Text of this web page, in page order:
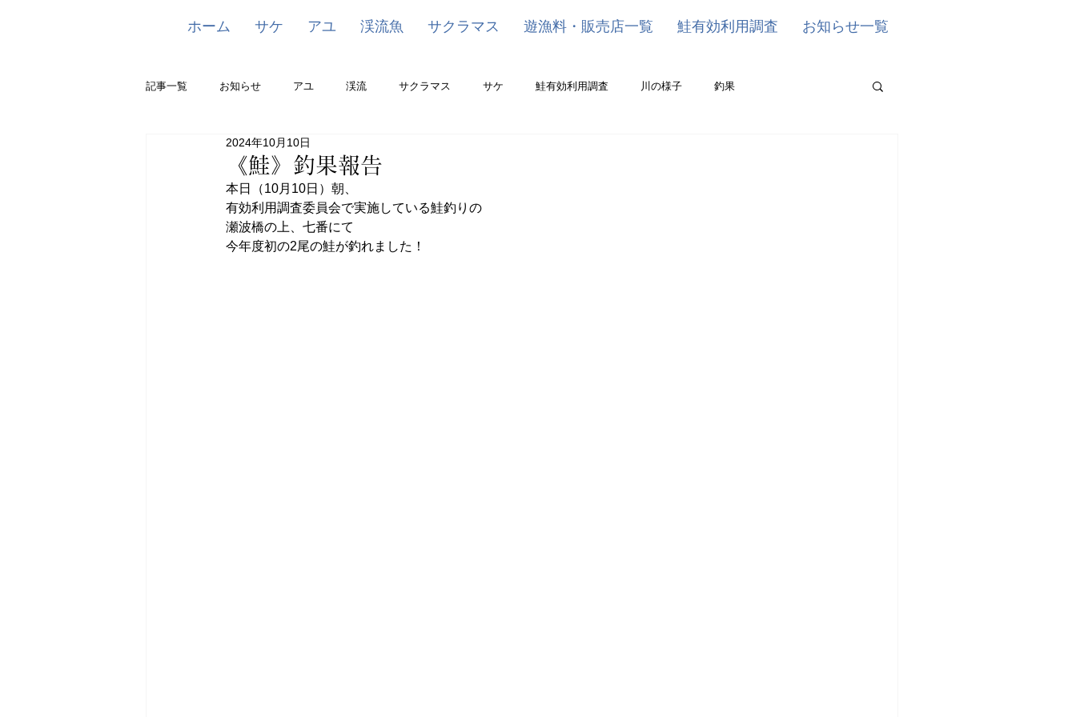
ホーム サケ アユ 渓流魚 サクラマス 遊漁料・販売店一覧 鮭有効利用調査 お知らせ一覧
記事一覧 お知らせ アユ 渓流 サクラマス サケ 鮭有効利用調査 川の様子 釣果
《鮭》釣果報告
2024年10月10日
本日（10月10日）朝、
有効利用調査委員会で実施している鮭釣りの
瀬波橋の上、七番にて
今年度初の2尾の鮭が釣れました！